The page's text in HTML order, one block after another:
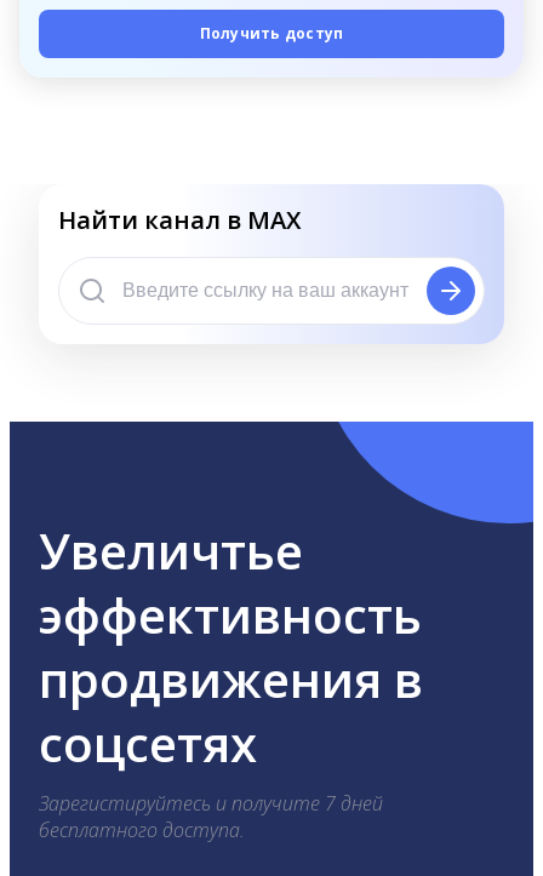
Получить доступ
Найти канал в MAX
Увеличтье
эффективность
продвижения в
соцсетях
Зарегистируйтесь и получите 7 дней
бесплатного доступа.